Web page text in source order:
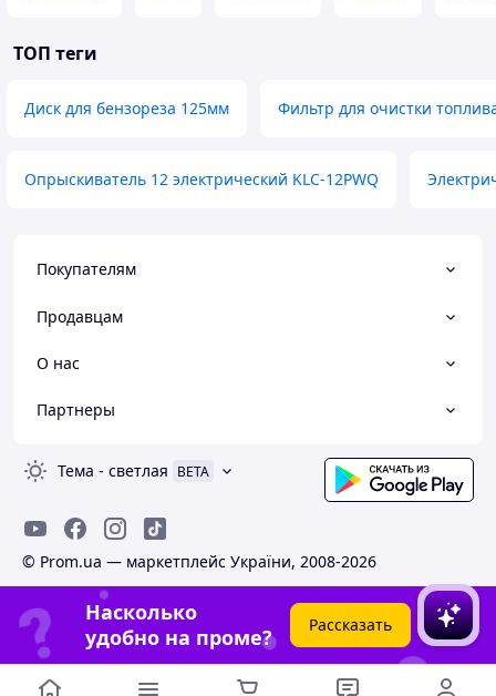
ТОП теги
Диск для бензореза 125мм Фильтр для очистки
Опрыскиватель 12 электрический KLC-12PWQ
Покупателям
Продавцам
О нас
Партнеры
Тема - светлая BETA
© Prom.ua — маркетплейс України, 2008-2026
Насколько
удобно на проме?
Рассказать